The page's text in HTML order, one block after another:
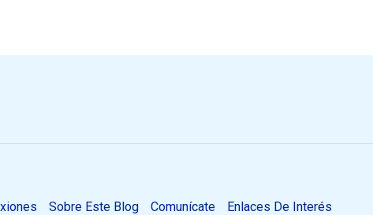
Sobre Este Blog Comunícate Enlaces De Interés